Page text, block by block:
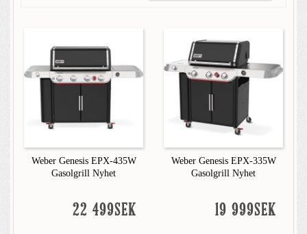
Weber Genesis EPX-435W
Gasolgrill Nyhet
22 499SEK
Weber Genesis EPX-335W
Gasolgrill Nyhet
19 999SEK